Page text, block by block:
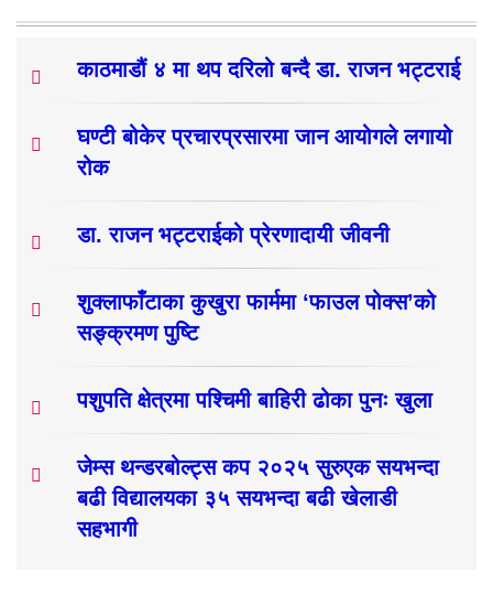
काठमाडौं ४ मा थप दरिलो बन्दै डा. राजन भट्टराई
घण्टी बोकेर प्रचारप्रसारमा जान आयोगले लगायो
रोक
डा. राजन भट्टराईको प्रेरणादायी जीवनी
शुक्लाफाँटाका कुखुरा फार्ममा ‘फाउल पोक्स’को
सङ्क्रमण पुष्टि
पशुपति क्षेत्रमा पश्चिमी बाहिरी ढोका पुनः खुला
जेम्स थन्डरबोल्ट्स कप २०२५ सुरुएक सयभन्दा
बढी विद्यालयका ३५ सयभन्दा बढी खेलाडी
सहभागी